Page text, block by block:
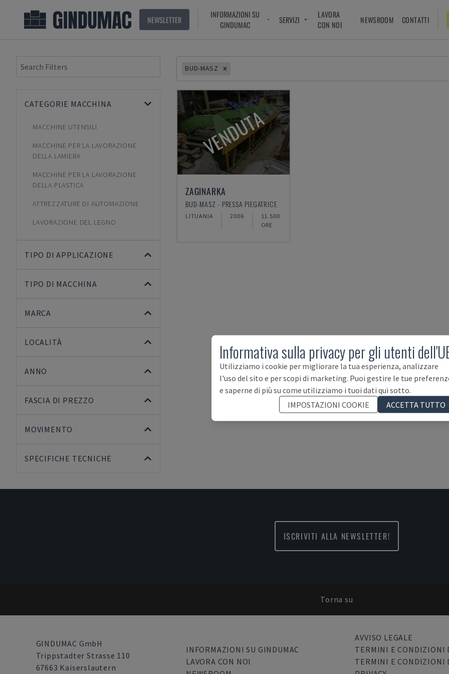
NEWSLETTER
INFORMAZIONI SU
GINDUMAC
SERVIZI
LAVORA
CON NOI
NEWSROOM CONTATTI
CATEGORIE MACCHINA
MACCHINE UTENSILI
MACCHINE PER LA LAVORAZIONE
DELLA LAMIERA
MACCHINE PER LA LAVORAZIONE
DELLA PLASTICA
ATTREZZATURE DI AUTOMAZIONE
LAVORAZIONE DEL LEGNO
TIPO DI APPLICAZIONE
TIPO DI MACCHINA
MARCA
LOCALITÀ
ANNO
FASCIA DI PREZZO
MOVIMENTO
SPECIFICHE TECNICHE
BUD-MASZ
VENDUTA
ZAGINARKA
BUD-MASZ - PRESSA PIEGATRICE
LITUANIA 2006
11.500
ORE
ISCRIVITI ALLA NEWSLETTER!
Torna su
GINDUMAC GmbH
Trippstadter Strasse 110
67663 Kaiserslautern
INFORMAZIONI SU GINDUMAC
LAVORA CON NOI
AVVISO LEGALE
TERMINI E CONDIZIONI
TERMINI E CONDIZIONI
Informativa sulla privacy per gli utenti
Utilizziamo i cookie per migliorare la tua esperienza, analizzare
l'uso del sito e per scopi di marketing. Puoi gestire le tue
e saperne di più su come utilizziamo i tuoi dati qui sotto.
IMPOSTAZIONI COOKIE
ACCETTA TUTTO